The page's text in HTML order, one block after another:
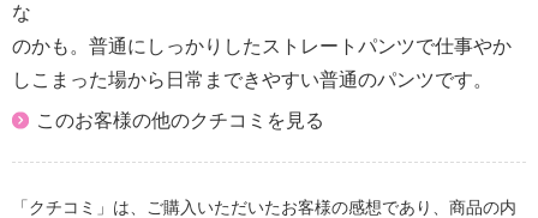
な
のかも。普通にしっかりしたストレートパンツで仕事やか
しこまった場から日常まできやすい普通のパンツです。
このお客様の他のクチコミを見る
「クチコミ」は、ご購入いただいたお客様の感想であり、商品の内